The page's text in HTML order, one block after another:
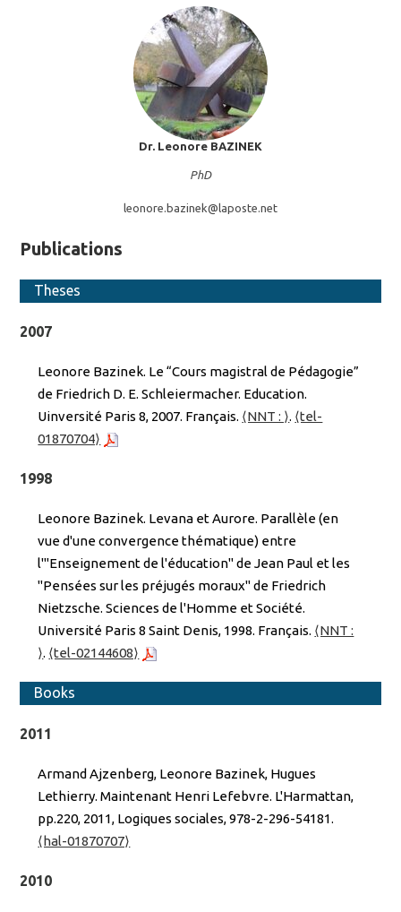
Dr. Leonore BAZINEK
PhD
leonore.bazinek@ laposte.net
Publications
Theses
2007
Leonore Bazinek. Le “Cours magistral de Pédagogie”
de Friedrich D. E. Schleiermacher. Education.
Uinversité Paris 8, 2007. Français. ⟨NNT : ⟩. ⟨tel-
01870704⟩
1998
Leonore Bazinek. Levana et Aurore. Parallèle (en
vue d'une convergence thématique) entre
l'"Enseignement de l'éducation" de Jean Paul et les
"Pensées sur les préjugés moraux" de Friedrich
Nietzsche. Sciences de l'Homme et Société.
Université Paris 8 Saint Denis, 1998. Français. ⟨NNT :
⟩. ⟨tel-02144608⟩
Books
2011
Armand Ajzenberg, Leonore Bazinek, Hugues
Lethierry. Maintenant Henri Lefebvre. L'Harmattan,
pp.220, 2011, Logiques sociales, 978-2-296-54181.
⟨hal-01870707⟩
2010